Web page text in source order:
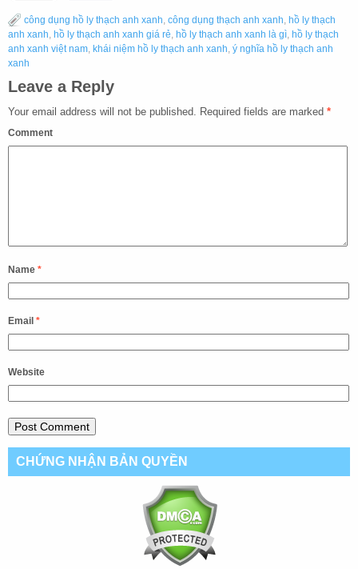
công dụng hồ ly thạch anh xanh công dụng thạch anh xanh hồ ly thạch
anh xanh hồ ly thạch anh xanh giá rẻ hồ ly thạch anh xanh là gì hồ ly thạch
anh xanh việt nam khái niệm hồ ly thạch anh xanh ý nghĩa hồ ly thạch anh
xanh
Leave a Reply
Your email address will not be published. Required fields are marked *
Comment
Name *
Email *
Website
CHỨNG NHẬN BẢN QUYỀN